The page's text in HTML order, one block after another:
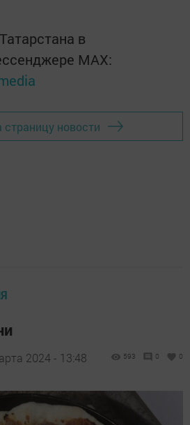
в
MАХ:
страницу новости
2024 - 13:48 593 0 0